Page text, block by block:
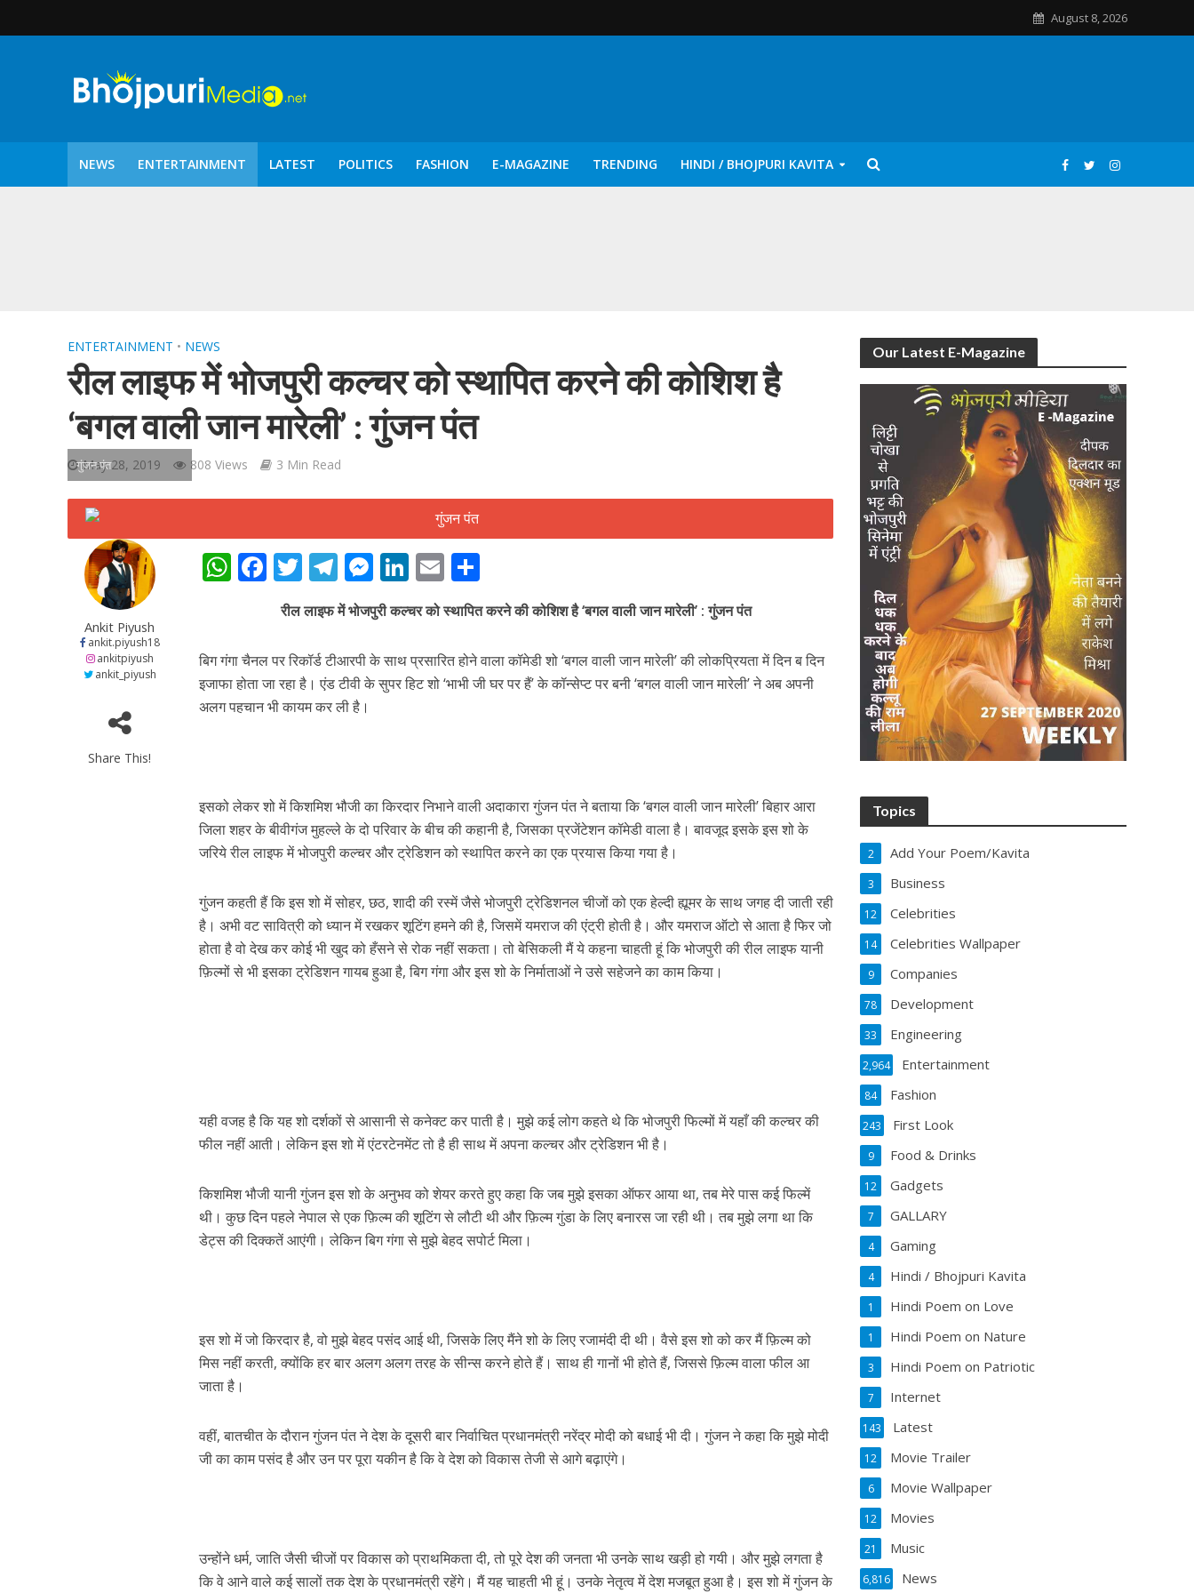
August 8, 2026
NEWS ENTERTAINMENT LATEST POLITICS FASHION E-MAGAZINE TRENDING HINDI / BHOJPURI KAVITA
शिवानी सिंह का नया बोलबम गीत तोहरे के मांगिला जानु हुआ रिलीज, दर्शकों का मिल रहा भरपूर प्यार
पवन सिंह का बॉलीवुड में महाधमाका, ‘सिर्फ आपके’ की शूटिंग लखनऊ और भोपाल में हुई पूरी”
नेहा म्यूजिक वर्ल्ड पर रिलीज हुआ भोजपुरी गीत जिंदगी जियल छोड़ देहब, दर्शकों का मिल रहा भरपूर प्यार
साजिद नाडियाडवाला के साथ 25 वर्षों का सफर, अब ‘ओम गोल्डन फ्यूचर मूवीज़’ के साथ नई पारी शुरू करेंगे प्रेमचंद्र झा
ENTERTAINMENT • NEWS
रील लाइफ में भोजपुरी कल्चर को स्थापित करने की कोशिश है
‘बगल वाली जान मारेली’ : गुंजन पंत
May 28, 2019 808 Views 3 Min Read
गुंजन पंत
Ankit Piyush
ankit.piyush18
ankitpiyush
ankit_piyush
Share This!
W
s
A
p
F
ac
e
b
o
o
T
itt
er
T
el
e
gr
a
m
M
e
ss
e
n
Li
k
e
dI
E
m
ai
l
ar
e
रील लाइफ में भोजपुरी कल्चर को स्थापित करने की कोशिश है ‘बगल वाली जान मारेली’ : गुंजन पंत
बिग गंगा चैनल पर रिकॉर्ड टीआरपी के साथ प्रसारित होने वाला कॉमेडी शो ‘बगल वाली जान मारेली’ की लोकप्रियता में दिन ब दिन
इजाफा होता जा रहा है। एंड टीवी के सुपर हिट शो ‘भाभी जी घर पर हैं’ के कॉन्सेप्ट पर बनी ‘बगल वाली जान मारेली’ ने अब अपनी
अलग पहचान भी कायम कर ली है।
इसको लेकर शो में किशमिश भौजी का किरदार निभाने वाली अदाकारा गुंजन पंत ने बताया कि ‘बगल वाली जान मारेली’ बिहार आरा
जिला शहर के बीवीगंज मुहल्ले के दो परिवार के बीच की कहानी है, जिसका प्रजेंटेशन कॉमेडी वाला है। बावजूद इसके इस शो के
जरिये रील लाइफ में भोजपुरी कल्चर और ट्रेडिशन को स्थापित करने का एक प्रयास किया गया है।
गुंजन कहती हैं कि इस शो में सोहर, छठ, शादी की रस्में जैसे भोजपुरी ट्रेडिशनल चीजों को एक हेल्दी ह्यूमर के साथ जगह दी जाती रही
है। अभी वट सावित्री को ध्यान में रखकर शूटिंग हमने की है, जिसमें यमराज की एंट्री होती है। और यमराज ऑटो से आता है फिर जो
होता है वो देख कर कोई भी खुद को हँसने से रोक नहीं सकता। तो बेसिकली मैं ये कहना चाहती हूं कि भोजपुरी की रील लाइफ यानी
फ़िल्मों से भी इसका ट्रेडिशन गायब हुआ है, बिग गंगा और इस शो के निर्माताओं ने उसे सहेजने का काम किया।
यही वजह है कि यह शो दर्शकों से आसानी से कनेक्ट कर पाती है। मुझे कई लोग कहते थे कि भोजपुरी फिल्मों में यहाँ की कल्चर की
फील नहीं आती। लेकिन इस शो में एंटरटेनमेंट तो है ही साथ में अपना कल्चर और ट्रेडिशन भी है।
किशमिश भौजी यानी गुंजन इस शो के अनुभव को शेयर करते हुए कहा कि जब मुझे इसका ऑफर आया था, तब मेरे पास कई फिल्में
थी। कुछ दिन पहले नेपाल से एक फ़िल्म की शूटिंग से लौटी थी और फ़िल्म गुंडा के लिए बनारस जा रही थी। तब मुझे लगा था कि
डेट्स की दिक्कतें आएंगी। लेकिन बिग गंगा से मुझे बेहद सपोर्ट मिला।
इस शो में जो किरदार है, वो मुझे बेहद पसंद आई थी, जिसके लिए मैंने शो के लिए रजामंदी दी थी। वैसे इस शो को कर मैं फ़िल्म को
मिस नहीं करती, क्योंकि हर बार अलग अलग तरह के सीन्स करने होते हैं। साथ ही गानों भी होते हैं, जिससे फ़िल्म वाला फील आ
जाता है।
वहीं, बातचीत के दौरान गुंजन पंत ने देश के दूसरी बार निर्वाचित प्रधानमंत्री नरेंद्र मोदी को बधाई भी दी। गुंजन ने कहा कि मुझे मोदी
जी का काम पसंद है और उन पर पूरा यकीन है कि वे देश को विकास तेजी से आगे बढ़ाएंगे।
उन्होंने धर्म, जाति जैसी चीजों पर विकास को प्राथमिकता दी, तो पूरे देश की जनता भी उनके साथ खड़ी हो गयी। और मुझे लगता है
कि वे आने वाले कई सालों तक देश के प्रधानमंत्री रहेंगे। मैं यह चाहती भी हूं। उनके नेतृत्व में देश मजबूत हुआ है। इस शो में गुंजन के
Our Latest E-Magazine
Topics
Add Your Poem/Kavita
2
Business
3
Celebrities
12
Celebrities Wallpaper
14
Companies
9
Development
78
Engineering
33
Entertainment
2,964
Fashion
84
First Look
243
Food & Drinks
9
Gadgets
12
GALLARY
7
Gaming
4
Hindi / Bhojpuri Kavita
4
Hindi Poem on Love
1
Hindi Poem on Nature
1
Hindi Poem on Patriotic
3
Internet
7
Latest
143
Movie Trailer
12
Movie Wallpaper
6
Movies
12
Music
21
News
6,816